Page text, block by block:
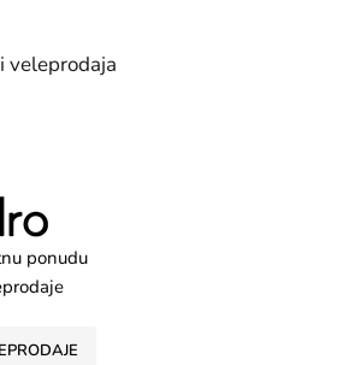
veleprodaja
ponudu